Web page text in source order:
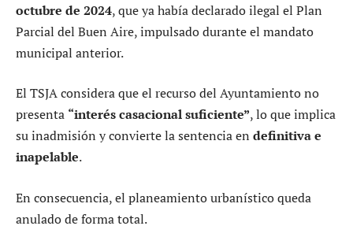
octubre de 2024, que ya había declarado ilegal el Plan
Parcial del Buen Aire, impulsado durante el mandato
municipal anterior.
El TSJA considera que el recurso del Ayuntamiento no
presenta “interés casacional suficiente”, lo que implica
su inadmisión y convierte la sentencia en definitiva e
inapelable.
En consecuencia, el planeamiento urbanístico queda
anulado de forma total.